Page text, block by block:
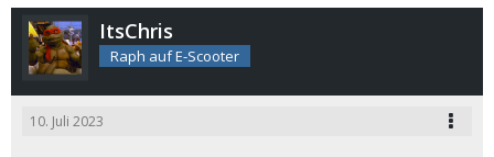
ItsChris
Raph auf E-Scooter
10. Juli 2023